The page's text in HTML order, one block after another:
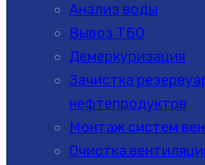
Анализ воды
Вывоз ТБО
Демеркуризация
Зачистка
нефтепродуктов
Монтаж систем
Очистка